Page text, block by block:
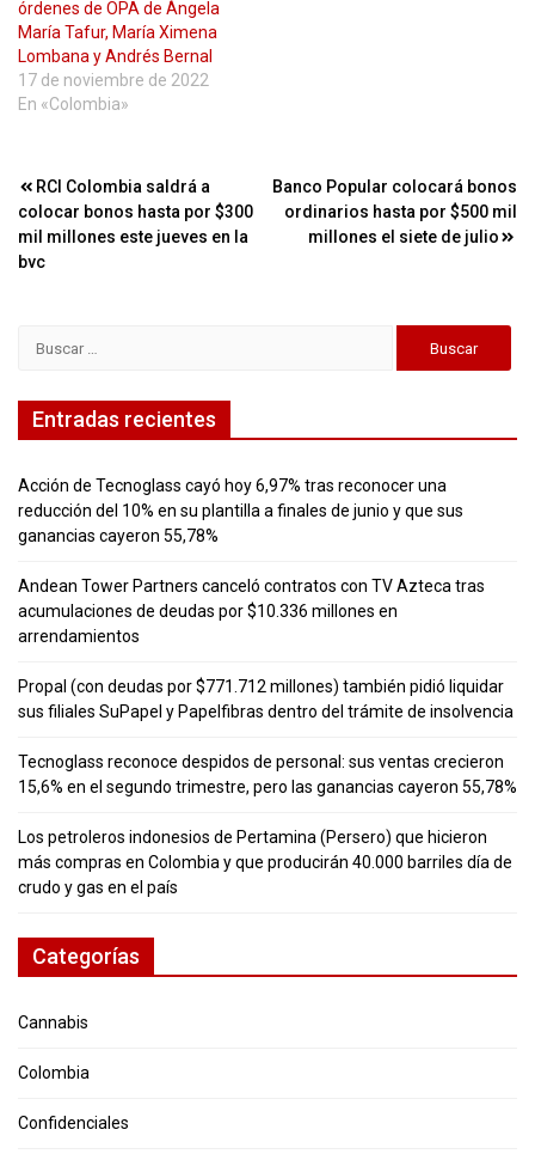
órdenes de OPA de Ángela
María Tafur, María Ximena
Lombana y Andrés Bernal
17 de noviembre de 2022
En «Colombia»
Navegación
de
entradas
RCI Colombia saldrá a
colocar bonos hasta por $300
mil millones este jueves en la
bvc
Banco Popular colocará bonos
ordinarios hasta por $500 mil
millones el siete de julio
Entradas recientes
Acción de Tecnoglass cayó hoy 6,97% tras reconocer una
reducción del 10% en su plantilla a finales de junio y que sus
ganancias cayeron 55,78%
Andean Tower Partners canceló contratos con TV Azteca tras
acumulaciones de deudas por $10.336 millones en
arrendamientos
Propal (con deudas por $771.712 millones) también pidió liquidar
sus filiales SuPapel y Papelfibras dentro del trámite de insolvencia
Tecnoglass reconoce despidos de personal: sus ventas crecieron
15,6% en el segundo trimestre, pero las ganancias cayeron 55,78%
Los petroleros indonesios de Pertamina (Persero) que hicieron
más compras en Colombia y que producirán 40.000 barriles día de
crudo y gas en el país
Categorías
Cannabis
Colombia
Confidenciales